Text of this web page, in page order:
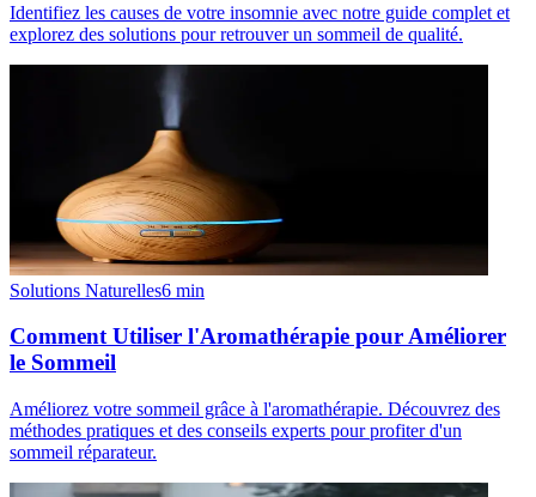
Identifiez les causes de votre insomnie avec notre guide complet et
explorez des solutions pour retrouver un sommeil de qualité.
Solutions Naturelles6 min
Comment Utiliser l'Aromathérapie pour Améliorer
le Sommeil
Améliorez votre sommeil grâce à l'aromathérapie. Découvrez des
méthodes pratiques et des conseils experts pour profiter d'un
sommeil réparateur.